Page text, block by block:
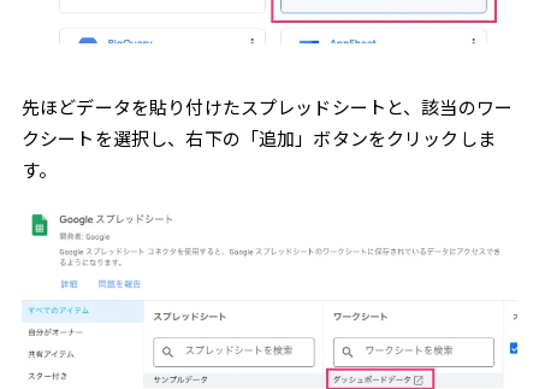
先ほどデータを貼り付けたスプレッドシートと、該当のワー
クシートを選択し、右下の「追加」ボタンをクリックしま
す。